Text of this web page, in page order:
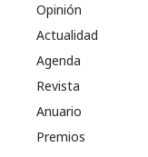
Opinión
Actualidad
Agenda
Revista
Anuario
Premios